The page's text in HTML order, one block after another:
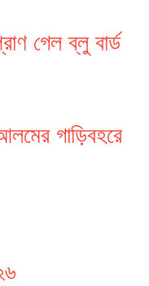
গেল ব্লু বার্ড
গাড়িবহরে